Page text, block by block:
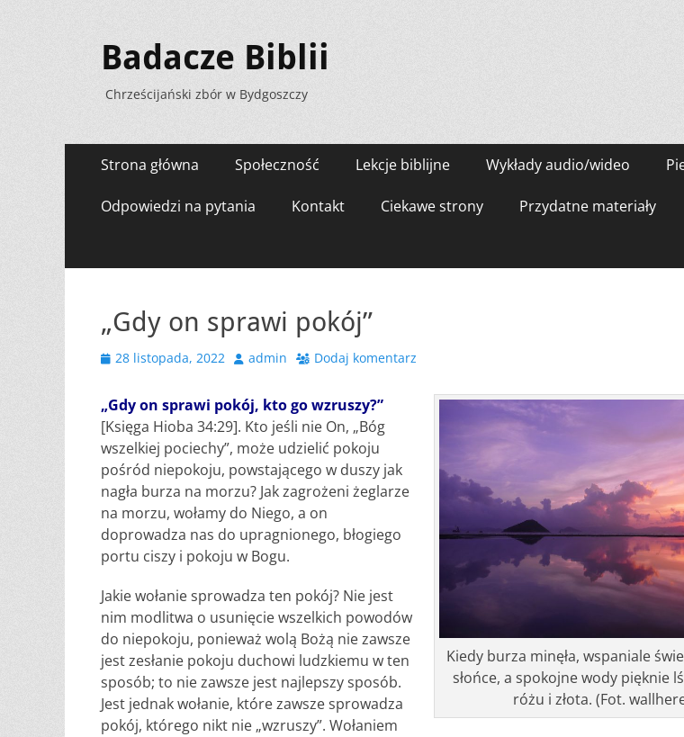
Badacze Biblii
Chrześcijański zbór w Bydgoszczy
Menu
zawartości
Strona główna Społeczność Lekcje biblijne Wykłady audio/wideo
Odpowiedzi na pytania Kontakt Ciekawe strony Przydatne materiały
„Gdy on sprawi pokój”
Opublikowano
28 listopada, 2022 Autoradmin Dodaj komentarz
Kiedy burza minęła, wspaniale
słońce, a spokojne wody pięknie
różu i złota. (Fot.
„Gdy on sprawi pokój, kto go wzruszy?”
[Księga Hioba 34:29]. Kto jeśli nie On, „Bóg
wszelkiej pociechy”, może udzielić pokoju
pośród niepokoju, powstającego w duszy jak
nagła burza na morzu? Jak zagrożeni żeglarze
na morzu, wołamy do Niego, a on
doprowadza nas do upragnionego, błogiego
portu ciszy i pokoju w Bogu.
Jakie wołanie sprowadza ten pokój? Nie jest
nim modlitwa o usunięcie wszelkich powodów
do niepokoju, ponieważ wolą Bożą nie zawsze
jest zesłanie pokoju duchowi ludzkiemu w ten
sposób; to nie zawsze jest najlepszy sposób.
Jest jednak wołanie, które zawsze sprowadza
pokój, którego nikt nie „wzruszy”. Wołaniem